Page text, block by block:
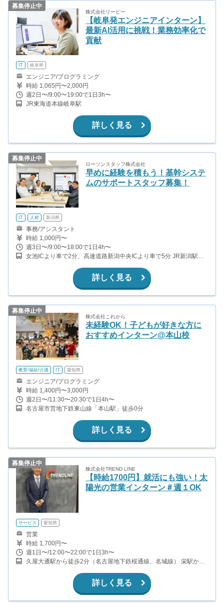
募集停止中
株式会社リーピー
【岐阜発エンジニアインターン】
最新AI活用に挑戦！業務効率化で
貢献
IT 岐阜県
エンジニア/プログラミング
時給 1,065円〜2,000円
週2日〜/9:00〜19:00で1日3h〜
JR東海道本線岐阜駅
詳しく見る
募集停止中
ローソンスタッフ株式会社
早めに経験を積もう！基幹システ
ムのサポートスタッフ募集！
IT 人材 新潟県
事務/アシスタント
時給 1,000円〜
週3日〜/9:00〜18:00で1日4h〜
女池ICより車で2分、高速道路新潟中央ICより車で5分 JR新潟駅よ
詳しく見る
募集停止中
株式会社これから
未経験OK！子どもが好きな方に
おすすめインターン@本山校
教育/福祉/介護 IT 愛知県
エンジニア/プログラミング
時給 1,400円〜3,000円
週2日〜/11:30〜20:30で1日4h〜
名古屋市営地下鉄東山線「本山駅」徒歩0分
詳しく見る
募集停止中
株式会社TREND LINE
【時給1700円】就活にも強い！太
陽光の営業インターン＃週１OK
サービス 愛知県
営業
時給 1,700円〜
週1日〜/12:00〜22:00で1日3h〜
久屋大通駅から徒歩2分（名古屋地下鉄桜通線、名城線） 栄駅から
詳しく見る